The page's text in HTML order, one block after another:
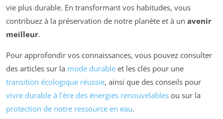
vie plus durable. En transformant vos habitudes, vous
contribuez à la préservation de notre planète et à un avenir
meilleur.
Pour approfondir vos connaissances, vous pouvez consulter
des articles sur la mode durable et les clés pour une
transition écologique réussie, ainsi que des conseils pour
vivre durable à l’ère des énergies renouvelables ou sur la
protection de notre ressource en eau.